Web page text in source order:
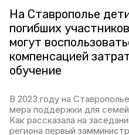
На Ставрополье
погибших
могут
компенсацией
обучение
В 2023 году на
мера поддержки для
Как рассказала на
региона первый